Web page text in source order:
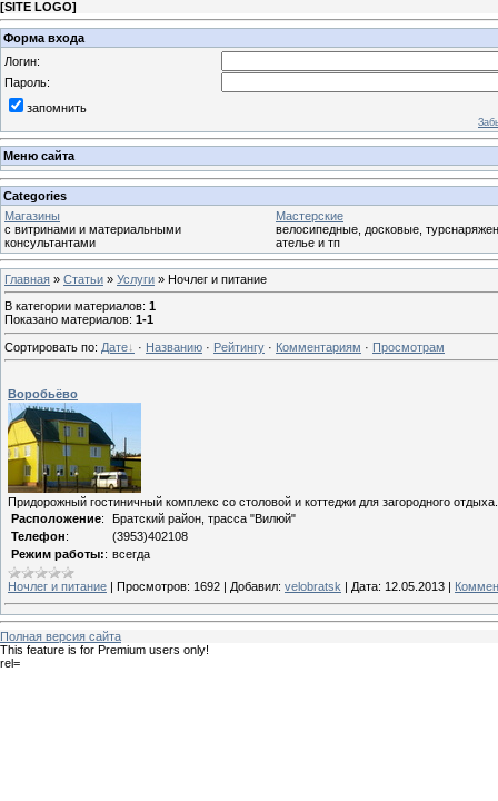
[SITE LOGO]
Форма входа
Логин:
Пароль:
запомнить
Меню сайта
Categories
Магазины
с витринами и материальными
консультантами
Мастерские
велосипедные, досковые,
ателье и тп
Главная » Статьи » Услуги » Ночлег и питание
В категории материалов: 1
Показано материалов: 1-1
Сортировать по: Дате · Названию · Рейтингу · Комментариям · Просмотрам
Воробьёво
Придорожный гостиничный комплекс со столовой и коттеджи для загородного отдыха.
Расположение:
Братский район, трасса "Вилюй"
Телефон:
(3953)402108
Режим работы:: всегда
Ночлег и питание Просмотров: 1692 Добавил: velobratsk Дата: 12.05.2013
Полная версия сайта
This feature is for Premium users only!
rel=